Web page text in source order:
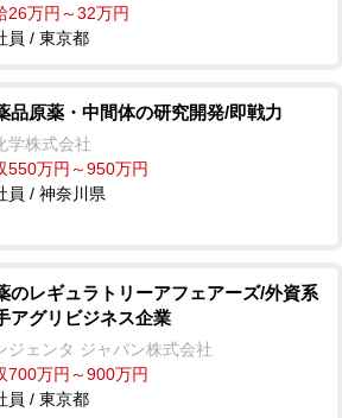
26万円～32万円
員 / 東京都
品原薬・中間体の研究開発/即戦力
学株式会社
550万円～950万円
員 / 神奈川県
のレギュラトリーアフェアーズ/外資系
アグリビジネス企業
ジェンタ ジャパン株式会社
700万円～900万円
員 / 東京都